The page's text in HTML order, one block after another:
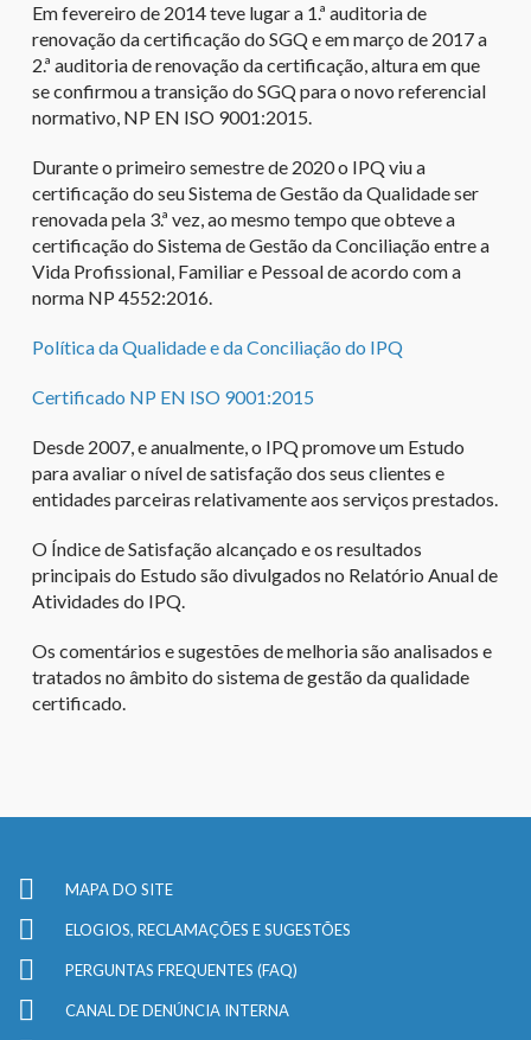
Em fevereiro de 2014 teve lugar a 1.ª auditoria de
renovação da certificação do SGQ e em março de 2017 a
2.ª auditoria de renovação da certificação, altura em que
se confirmou a transição do SGQ para o novo referencial
normativo, NP EN ISO 9001:2015.
Durante o primeiro semestre de 2020 o IPQ viu a
certificação do seu Sistema de Gestão da Qualidade ser
renovada pela 3.ª vez, ao mesmo tempo que obteve a
certificação do Sistema de Gestão da Conciliação entre a
Vida Profissional, Familiar e Pessoal de acordo com a
norma NP 4552:2016.
Política da Qualidade e da Conciliação do IPQ
Certificado NP EN ISO 9001:2015
Desde 2007, e anualmente, o IPQ promove um Estudo
para avaliar o nível de satisfação dos seus clientes e
entidades parceiras relativamente aos serviços prestados.
O Índice de Satisfação alcançado e os resultados
principais do Estudo são divulgados no Relatório Anual de
Atividades do IPQ.
Os comentários e sugestões de melhoria são analisados e
tratados no âmbito do sistema de gestão da qualidade
certificado.
MAPA DO SITE
ELOGIOS, RECLAMAÇÕES E SUGESTÕES
PERGUNTAS FREQUENTES (FAQ)
CANAL DE DENÚNCIA INTERNA